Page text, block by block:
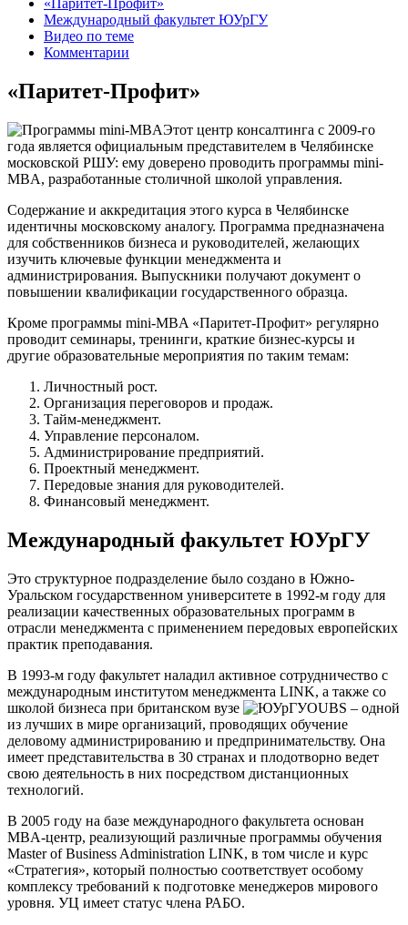
«Паритет-Профит»
Международный факультет ЮУрГУ
Видео по теме
Комментарии
«Паритет-Профит»
Этот центр консалтинга с 2009-го
года является официальным представителем в Челябинске
московской РШУ: ему доверено проводить программы mini-
MBA, разработанные столичной школой управления.
Содержание и аккредитация этого курса в Челябинске
идентичны московскому аналогу. Программа предназначена
для собственников бизнеса и руководителей, желающих
изучить ключевые функции менеджмента и
администрирования. Выпускники получают документ о
повышении квалификации государственного образца.
Кроме программы mini-MBA «Паритет-Профит» регулярно
проводит семинары, тренинги, краткие бизнес-курсы и
другие образовательные мероприятия по таким темам:
Личностный рост.
Организация переговоров и продаж.
Тайм-менеджмент.
Управление персоналом.
Администрирование предприятий.
Проектный менеджмент.
Передовые знания для руководителей.
Финансовый менеджмент.
Международный факультет ЮУрГУ
Это структурное подразделение было создано в Южно-
Уральском государственном университете в 1992-м году для
реализации качественных образовательных программ в
отрасли менеджмента с применением передовых европейских
практик преподавания.
В 1993-м году факультет наладил активное сотрудничество с
международным институтом менеджмента LINK, а также со
школой бизнеса при британском вузе
OUBS – одной
из лучших в мире организаций, проводящих обучение
деловому администрированию и предпринимательству. Она
имеет представительства в 30 странах и плодотворно ведет
свою деятельность в них посредством дистанционных
технологий.
В 2005 году на базе международного факультета основан
MBA-центр, реализующий различные программы обучения
Master of Business Administration LINK, в том числе и курс
«Стратегия», который полностью соответствует особому
комплексу требований к подготовке менеджеров мирового
уровня. УЦ имеет статус члена РАБО.